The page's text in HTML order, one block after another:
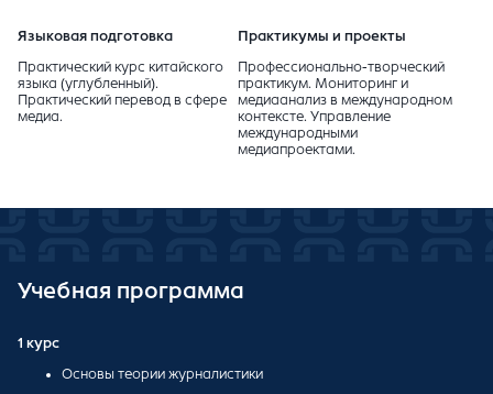
Языковая подготовка
Практический курс китайского
языка (углубленный).
Практический перевод в сфере
медиа.
Практикумы и проекты
Профессионально-творческий
практикум. Мониторинг и
медиаанализ в международном
контексте. Управление
международными
медиапроектами.
Учебная программа
1 курс
Основы теории журналистики